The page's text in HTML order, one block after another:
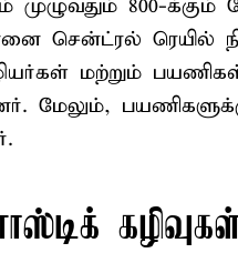
800-க்கும்
சென்ட்ரல் ரெயில்
மற்றும் பயணிகள்
மேலும்,